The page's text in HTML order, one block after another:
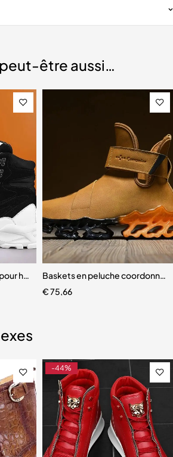
être aussi…
hommesBaskets en peluche
€75,66
-44%